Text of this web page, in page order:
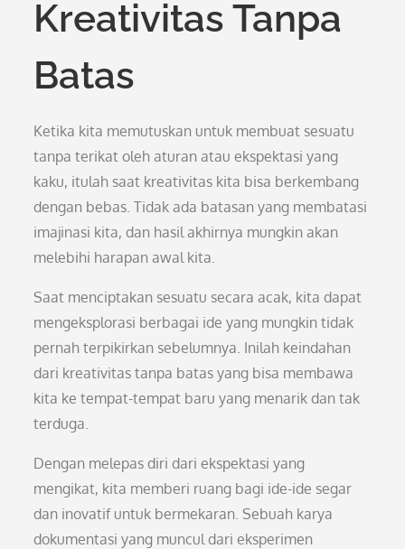
Kreativitas Tanpa
Batas
Ketika kita memutuskan untuk membuat sesuatu
tanpa terikat oleh aturan atau ekspektasi yang
kaku, itulah saat kreativitas kita bisa berkembang
dengan bebas. Tidak ada batasan yang membatasi
imajinasi kita, dan hasil akhirnya mungkin akan
melebihi harapan awal kita.
Saat menciptakan sesuatu secara acak, kita dapat
mengeksplorasi berbagai ide yang mungkin tidak
pernah terpikirkan sebelumnya. Inilah keindahan
dari kreativitas tanpa batas yang bisa membawa
kita ke tempat-tempat baru yang menarik dan tak
terduga.
Dengan melepas diri dari ekspektasi yang
mengikat, kita memberi ruang bagi ide-ide segar
dan inovatif untuk bermekaran. Sebuah karya
dokumentasi yang muncul dari eksperimen